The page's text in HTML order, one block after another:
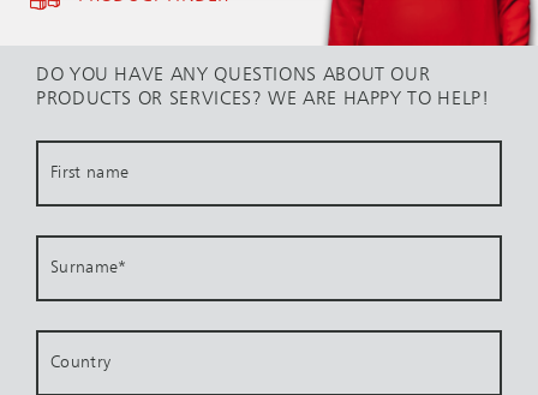
DO YOU HAVE ANY QUESTIONS ABOUT OUR
PRODUCTS OR SERVICES? WE ARE HAPPY TO HELP!
First name
Surname*
Country